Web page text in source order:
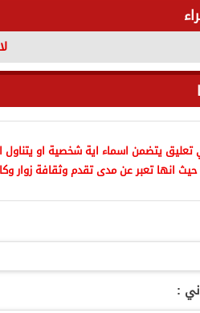
يتضمن اسماء اية شخصية او يتناول
حيث انها تعبر عن مدى تقدم وثقافة زوار
: